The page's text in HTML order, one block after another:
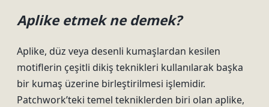
Aplike etmek ne demek?
Aplike, düz veya desenli kumaşlardan kesilen
motiflerin çeşitli dikiş teknikleri kullanılarak başka
bir kumaş üzerine birleştirilmesi işlemidir.
Patchwork’teki temel tekniklerden biri olan aplike,